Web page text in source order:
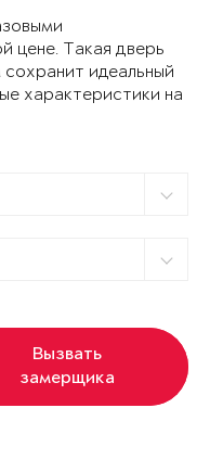
цене. Такая дверь
идеальный
характеристики на
Вызвать
замерщика